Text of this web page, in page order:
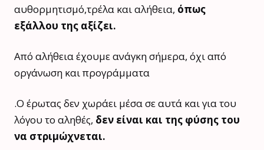
αυθορμητισμό,τρέλα και αλήθεια, όπως
εξάλλου της αξίζει.
Από αλήθεια έχουμε ανάγκη σήμερα, όχι από
οργάνωση και προγράμματα
.Ο έρωτας δεν χωράει μέσα σε αυτά και για του
λόγου το αληθές, δεν είναι και της φύσης του
να στριμώχνεται.